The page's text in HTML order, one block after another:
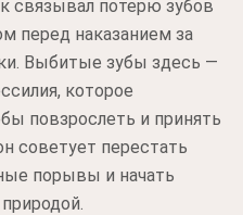
связывал потерю зубов
перед наказанием за
Выбитые зубы здесь —
которое
повзрослеть и принять
советует перестать
порывы и начать